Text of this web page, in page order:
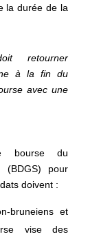
la durée de la
retourner
à la fin du
avec une
bourse du
(BDGS) pour
doivent :
bruneiens et
vise des